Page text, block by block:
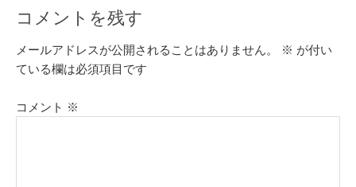
コメントを残す
メールアドレスが公開されることはありません。 ※ が付い
ている欄は必須項目です
コメント ※